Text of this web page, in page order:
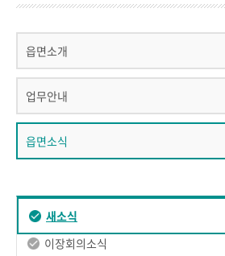
읍면소개
업무안내
읍면소식
새소식
이장회의소식